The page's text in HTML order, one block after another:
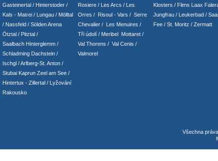
Gasteinertal / Hinterstoder /
Kals - Matrei / Lungau / Mölltal
/ Nassfeld / Sölden Arena
Ötztal / Pitztal /
Saalbach Hinterglemm /
Schladming Dachstein /
Ischgl /Arlberg-St. Anton /
Stubai Kaprun Zeel am See /
Hintertux - Zillertal / Lyžování
Rakousko
Rosiere / Les Arcs / Les
Orres / Risoul - Vars / Serre
Chevalier / Les Menuires /
Tři údolí / Meribel Mottaret /
Val Thorens / Val Cenis /
Valmorel
Klosters / Flims Laax
Jungfrau / Leukerbad /
Fee / St. Moritz / Zermatt
Všechna